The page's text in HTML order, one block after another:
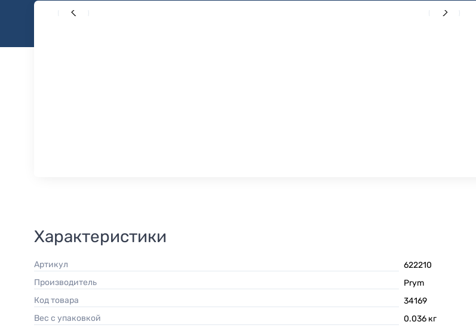
Характеристики
Артикул
622210
Производитель
Prym
Код товара
34169
Вес с упаковкой
0.036 кг